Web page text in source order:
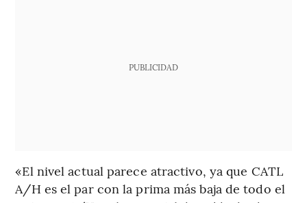
PUBLICIDAD
«El nivel actual parece atractivo, ya que CATL
A/H es el par con la prima más baja de todo el